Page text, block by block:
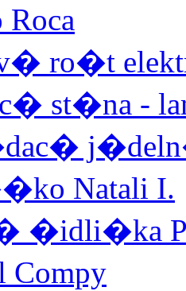
ro�t
st�na -
Natali I.
�idli�ka
Compy